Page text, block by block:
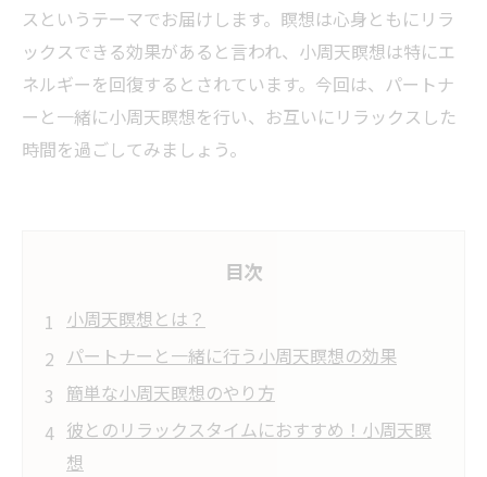
スというテーマでお届けします。瞑想は心身ともにリラ
ックスできる効果があると言われ、小周天瞑想は特にエ
ネルギーを回復するとされています。今回は、パートナ
ーと一緒に小周天瞑想を行い、お互いにリラックスした
時間を過ごしてみましょう。
目次
小周天瞑想とは？
パートナーと一緒に行う小周天瞑想の効果
簡単な小周天瞑想のやり方
彼とのリラックスタイムにおすすめ！小周天瞑
想